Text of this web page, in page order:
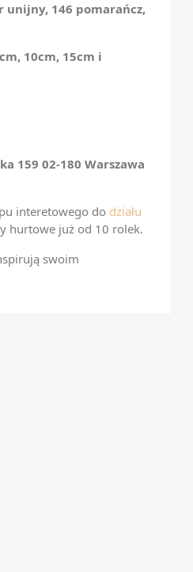
unijny, 146 pomarańcz,
10cm, 15cm i
159 02-180 Warszawa
interetowego do działu
hurtowe już od 10 rolek.
swoim